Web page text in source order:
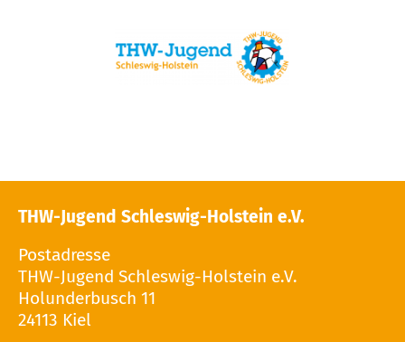
THW-Jugend Schleswig-Holstein e.V.
Postadresse
THW-Jugend Schleswig-Holstein e.V.
Holunderbusch 11
24113 Kiel